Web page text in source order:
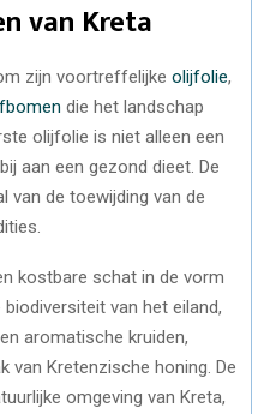
van Kreta
zijn voortreffelijke olijfolie,
die het landschap
olijfolie is niet alleen een
aan een gezond dieet. De
van de toewijding van de
kostbare schat in de vorm
van het eiland,
en aromatische kruiden,
van Kretenzische honing. De
omgeving van Kreta,